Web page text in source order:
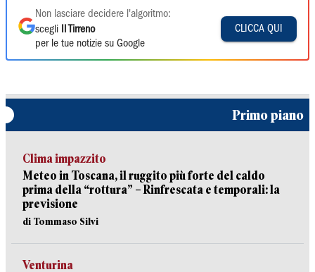
Non lasciare decidere l'algoritmo:
scegli
Il Tirreno
per le tue notizie su Google
CLICCA QUI
Primo piano
Clima impazzito
Meteo in Toscana, il ruggito più forte del caldo
prima della “rottura” – Rinfrescata e temporali: la
previsione
di Tommaso Silvi
Venturina